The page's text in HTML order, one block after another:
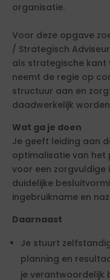
organisatie.
Voor deze opgave
/ Strategisch
als strategische kant
neemt de regie op
structuur aan en
daadwerkelijk
Wat ga je doen
Je geeft leiding aan
optimalisatie van het
voor een zorgvuldige
duidelijke
ingebruikname en
Daarnaast
Je stuurt
planning en
je verantwoordelijk